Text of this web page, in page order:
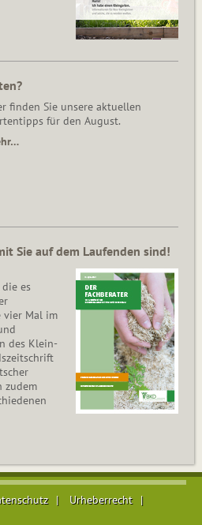
finden Sie unsere aktuellen
für den August.
Sie auf dem Laufenden sind!
es
vier Mal im
des Klein­
zudem
Urheberrecht